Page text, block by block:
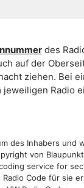
des
auf der
ziehen. Bei
Radio
des Inhabers und
von
service for
Code für sie